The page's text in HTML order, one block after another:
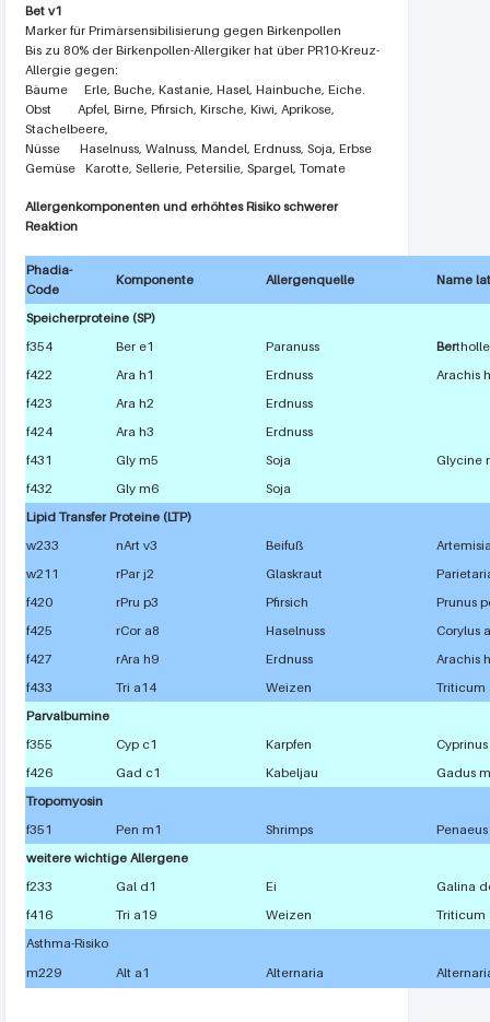
Bet v1
Marker für Primärsensibilisierung gegen Birkenpollen
Bis zu 80% der Birkenpollen-Allergiker hat über PR10-Kreuz-
Allergie gegen:
Bäume Erle, Buche, Kastanie, Hasel, Hainbuche, Eiche.
Obst Apfel, Birne, Pfirsich, Kirsche, Kiwi, Aprikose,
Stachelbeere,
Nüsse Haselnuss, Walnuss, Mandel, Erdnuss, Soja, Erbse
Gemüse Karotte, Sellerie, Petersilie, Spargel, Tomate
Allergenkomponenten und erhöhtes Risiko schwerer
Reaktion
Phadia-
Code
Komponente Allergenquelle Name
Speicherproteine (SP)
f354
Ber e1 Paranuss Ber
f422
Ara h1 Erdnuss
Arachis
f423
Ara h2
Erdnuss
f424
Ara h3
Erdnuss
f431
Gly m5 Soja
Glycine
f432
Gly m6
Soja
Lipid Transfer Proteine (LTP)
w233
nArt v3 Beifuß
w211
rPar j2 Glaskraut
f420
rPru p3 Pfirsich
Prunus
f425
rCor a8 Haselnuss
Corylus
f427
rAra h9 Erdnuss
Arachis
f433
Tri a14 Weizen
Triticum
Parvalbumine
f355
Cyp c1 Karpfen
f426
Gad c1 Kabeljau
Gadus
Tropomyosin
f351
Pen m1 Shrimps
weitere wichtige Allergene
f233
Gal d1 Ei
Galina
f416
Tri a19 Weizen
Triticum
Asthma-Risiko
m229
Alt a1 Alternaria